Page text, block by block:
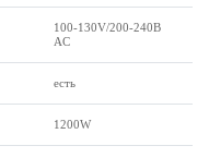
100-130V/200-240В
AC
есть
1200W